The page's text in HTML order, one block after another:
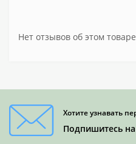
Нет отзывов об этом
Хотите узнавать
Подпишитесь